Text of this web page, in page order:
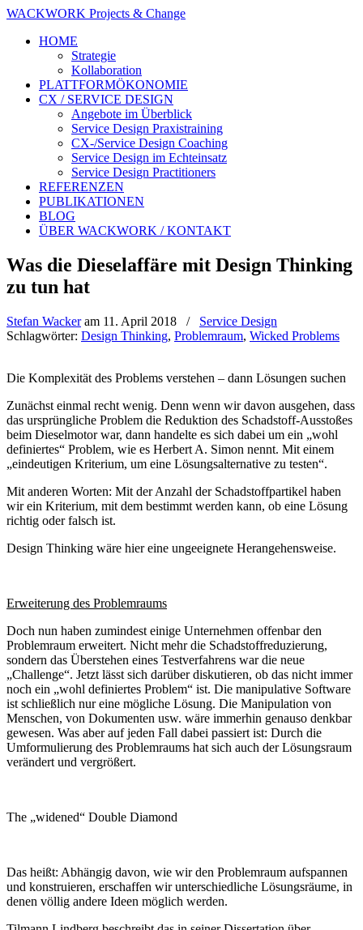
WACKWORK Projects & Change
HOME
Strategie
Kollaboration
PLATTFORMÖKONOMIE
CX / SERVICE DESIGN
Angebote im Überblick
Service Design Praxistraining
CX-/Service Design Coaching
Service Design im Echteinsatz
Service Design Practitioners
REFERENZEN
PUBLIKATIONEN
BLOG
ÜBER WACKWORK / KONTAKT
Was die Dieselaffäre mit Design Thinking
zu tun hat
Stefan Wackeram 11. April 2018 /
Service Design
Schlagwörter: Design Thinking, Problemraum, Wicked Problems
Die Komplexität des Problems verstehen – dann Lösungen suchen
Zunächst einmal recht wenig. Denn wenn wir davon ausgehen, dass
das ursprüngliche Problem die Reduktion des Schadstoff-Ausstoßes
beim Dieselmotor war, dann handelte es sich dabei um ein „wohl
definiertes“ Problem, wie es Herbert A. Simon nennt. Mit einem
„eindeutigen Kriterium, um eine Lösungsalternative zu testen“.
Mit anderen Worten: Mit der Anzahl der Schadstoffpartikel haben
wir ein Kriterium, mit dem bestimmt werden kann, ob eine Lösung
richtig oder falsch ist.
Design Thinking wäre hier eine ungeeignete Herangehensweise.
Erweiterung des Problemraums
Doch nun haben zumindest einige Unternehmen offenbar den
Problemraum erweitert. Nicht mehr die Schadstoffreduzierung,
sondern das Überstehen eines Testverfahrens war die neue
„Challenge“. Jetzt lässt sich darüber diskutieren, ob das nicht immer
noch ein „wohl definiertes Problem“ ist. Die manipulative Software
ist schließlich nur eine mögliche Lösung. Die Manipulation von
Menschen, von Dokumenten usw. wäre immerhin genauso denkbar
gewesen. Was aber auf jeden Fall dabei passiert ist: Durch die
Umformulierung des Problemraums hat sich auch der Lösungsraum
verändert und vergrößert.
The „widened“ Double Diamond
Das heißt: Abhängig davon, wie wir den Problemraum aufspannen
und konstruieren, erschaffen wir unterschiedliche Lösungsräume, in
denen völlig andere Ideen möglich werden.